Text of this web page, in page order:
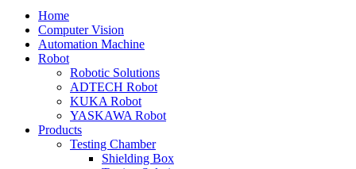
Home
Computer Vision
Automation Machine
Robot
Robotic Solutions
ADTECH Robot
KUKA Robot
YASKAWA Robot
Products
Testing Chamber
Shielding Box